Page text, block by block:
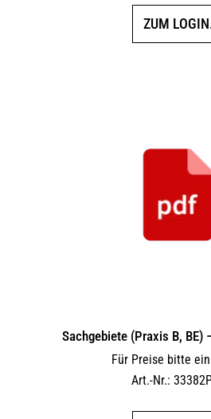
ZUM
Sachgebiete (Praxis B, BE)
Für Preise bitte
Art.-Nr.: